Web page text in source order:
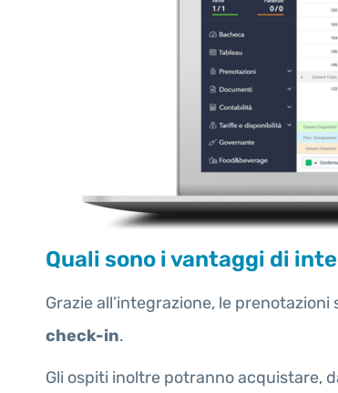
Quali sono i vantaggi di
Grazie all’integrazione, le
check-in.
Gli ospiti inoltre potranno acquistare,